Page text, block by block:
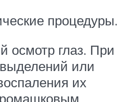
процедуры.
осмотр глаз. При
или
их